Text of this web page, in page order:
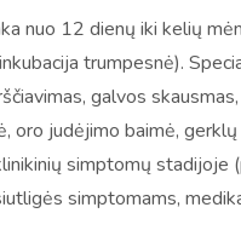
nuo 12 dienų iki kelių
trumpesnė).
galvos
oro judėjimo baimė,
simptomų stadijoje
simptomams,